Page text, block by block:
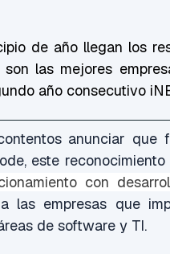
de año llegan los
son las mejores
año consecutivo
anunciar que
este
con
las empresas que
de software y TI.